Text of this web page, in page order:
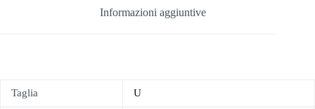
Informazioni aggiuntive
Taglia U